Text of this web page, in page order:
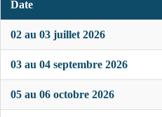
Date
02 au 03 juillet 2026
03 au 04 septembre 2026
05 au 06 octobre 2026